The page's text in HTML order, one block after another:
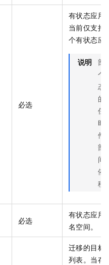
必选
有状态应用
当前仅支持
个有状态应
说明 部
个
态
的
任
时
件
部
间
依
移
必选
有状态应用
名空间。
迁移的目标
列表。当存